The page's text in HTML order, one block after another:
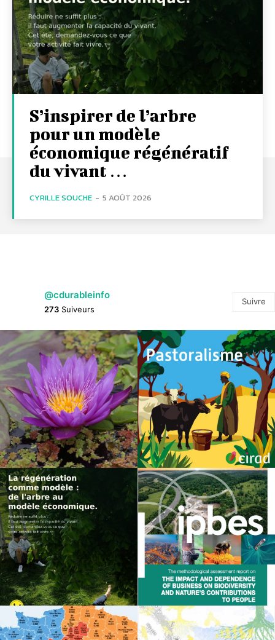
S’inspirer de l’arbre
pour un modèle
économique régénératif
du vivant …
CYRILLE SOUCHE - 5 AOÛT 2026
@cdurableinfo
273 Suiveurs
Suivre